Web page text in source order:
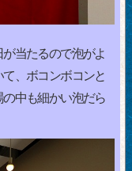
当たるので泡がよ
、ボコンボコンと
中も細かい泡だら